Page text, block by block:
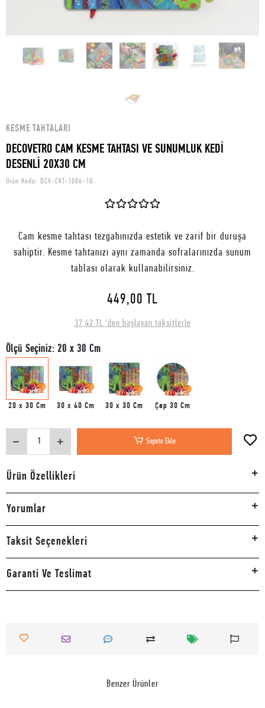
KESME TAHTALARI
DECOVETRO CAM KESME TAHTASI VE SUNUMLUK KEDİ
DESENLİ 20X30 CM
Ürün Kodu: DCV-CKT-1086-1Q
Cam kesme tahtası tezgahınızda estetik ve zarif bir duruşa
sahiptir. Kesme tahtanızı aynı zamanda sofralarınızda sunum
tablası olarak kullanabilirsiniz.
449,00 TL
37,42 TL 'den başlayan taksitlerle
Ölçü Seçiniz: 20 x 30 Cm
20 x 30 Cm 30 x 40 Cm 30 x 30 Cm Çap 30 Cm
Sepete Ekle
Ürün Özellikleri
Yorumlar
Taksit Seçenekleri
Garanti Ve Teslimat
Benzer Ürünler